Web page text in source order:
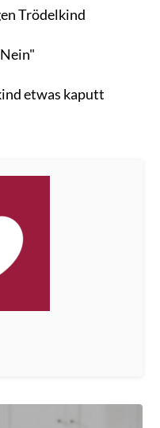
Trödelkind
etwas kaputt